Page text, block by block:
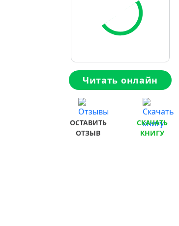
Читать онлайн
ОСТАВИТЬ
ОТЗЫВ
СКАЧАТЬ
КНИГУ